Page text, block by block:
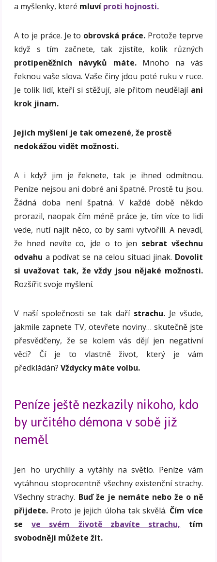
a myšlenky, které mluví proti hojnosti.
A to je práce. Je to obrovská práce.Protože teprve
když s tím začnete, tak zjistíte, kolik různých
protipeněžních návyků máte.Mnoho na vás
řeknou vaše slova. Vaše činy jdou poté ruku v ruce.
Je tolik lidí, kteří si stěžují, ale přitom neudělají ani
krok jinam.
Jejich myšlení je tak omezené, že prostě
nedokážou vidět možnosti.
A i když jim je řeknete, tak je ihned odmítnou.
Peníze nejsou ani dobré ani špatné. Prostě tu jsou.
Žádná doba není špatná. V každé době někdo
prorazil, naopak čím méně práce je, tím více to lidi
vede, nutí najít něco, co by sami vytvořili. A nevadí,
že hned nevíte co, jde o to jen sebrat všechnu
odvahu a podívat se na celou situaci jinak. Dovolit
si uvažovat tak, že vždy jsou nějaké možnosti.
Rozšířit svoje myšlení.
V naší společnosti se tak daří strachu.Je všude,
jakmile zapnete TV, otevřete noviny… skutečně jste
přesvědčeny, že se kolem vás dějí jen negativní
věci? Čí je to vlastně život, který je vám
předkládán?Vždycky máte volbu.
Peníze ještě nezkazily nikoho, kdo
by určitého démona v sobě již
neměl
Jen ho urychlily a vytáhly na světlo. Peníze vám
vytáhnou stoprocentně všechny existenční strachy.
Všechny strachy. Buď že je nemáte nebo že o ně
přijdete. Proto je jejich úloha tak skvělá. Čím více
se ve svém životě zbavíte strachu, tím
svobodněji můžete žít.